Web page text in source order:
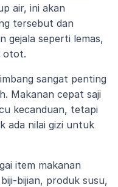
air, ini akan
tersebut dan
gejala seperti lemas,
otot.
sangat penting
Makanan cepat saji
kecanduan, tetapi
ada nilai gizi untuk
item makanan
bijian, produk susu,